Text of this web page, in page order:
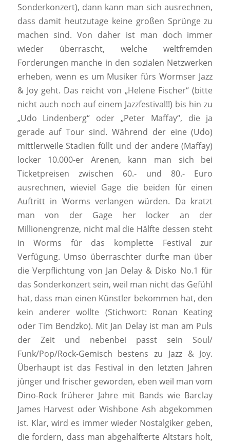
Sonderkonzert), dann kann man sich ausrechnen,
dass damit heutzutage keine großen Sprünge zu
machen sind. Von daher ist man doch immer
wieder überrascht, welche weltfremden
Forderungen manche in den sozialen Netzwerken
erheben, wenn es um Musiker fürs Wormser Jazz
& Joy geht. Das reicht von „Helene Fischer“ (bitte
nicht auch noch auf einem Jazzfestival!!) bis hin zu
„Udo Lindenberg“ oder „Peter Maffay“, die ja
gerade auf Tour sind. Während der eine (Udo)
mittlerweile Stadien füllt und der andere (Maffay)
locker 10.000-er Arenen, kann man sich bei
Ticketpreisen zwischen 60.- und 80.- Euro
ausrechnen, wieviel Gage die beiden für einen
Auftritt in Worms verlangen würden. Da kratzt
man von der Gage her locker an der
Millionengrenze, nicht mal die Hälfte dessen steht
in Worms für das komplette Festival zur
Verfügung. Umso überraschter durfte man über
die Verpflichtung von Jan Delay & Disko No.1 für
das Sonderkonzert sein, weil man nicht das Gefühl
hat, dass man einen Künstler bekommen hat, den
kein anderer wollte (Stichwort: Ronan Keating
oder Tim Bendzko). Mit Jan Delay ist man am Puls
der Zeit und nebenbei passt sein Soul/
Funk/Pop/Rock-Gemisch bestens zu Jazz & Joy.
Überhaupt ist das Festival in den letzten Jahren
jünger und frischer geworden, eben weil man vom
Dino-Rock früherer Jahre mit Bands wie Barclay
James Harvest oder Wishbone Ash abgekommen
ist. Klar, wird es immer wieder Nostalgiker geben,
die fordern, dass man abgehalfterte Altstars holt,